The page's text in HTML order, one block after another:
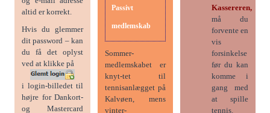
altid er korrekt.
Hvis du glemmer
dit password – kan
du få det oplyst
ved at klikke på
i login-billedet til
højre for Dankort-
og Mastercard
Passivt
medlemskab
Sommer-
medlemskabet er
knyt-tet til
tennisanlægget på
Kalvøen, mens
vinter-
Kassereren,
må du
forvente en
vis
forsinkelse
før du kan
komme i
gang med
at spille
tennis.